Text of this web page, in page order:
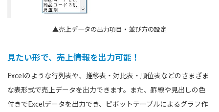
▲売上データの出力項目・並び方の設定
見たい形で、売上情報を出力可能！
Excelのような行列表や、推移表・対比表・順位表などのさまざま
な表形式で売上データを出力できます。また、罫線や見出しの色
付きでExcelデータを出力でき、ピボットテーブルによるグラフ作